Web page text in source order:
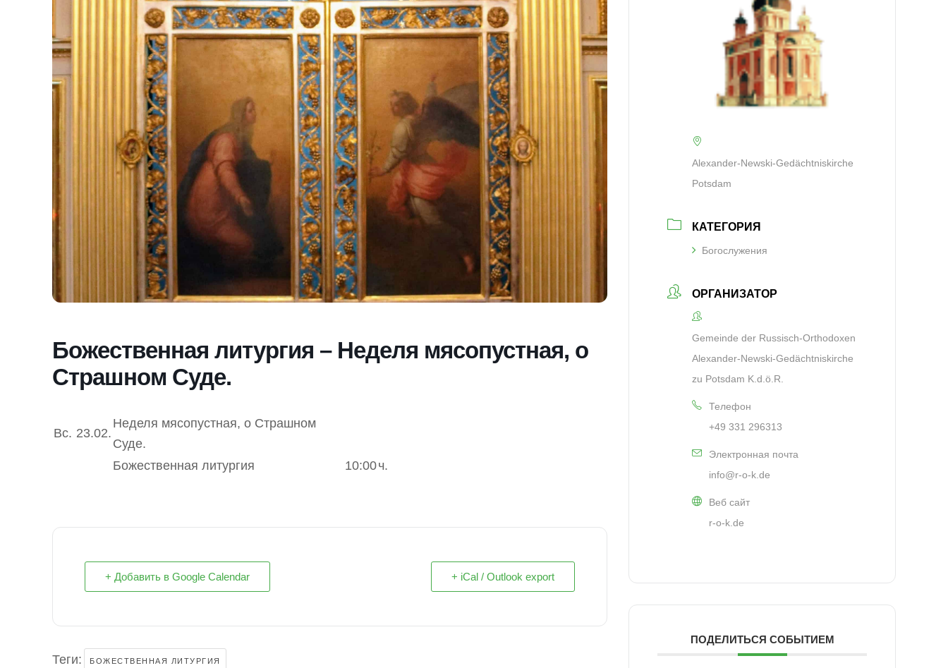
Божественная литургия – Неделя мясопустная, о
Страшном Суде.
Вс. 23.02.
Неделя мясопустная, о Страшном
Суде.
Божественная литургия
10:00ч.
+ Добавить в Google Calendar + iCal / Outlook export
Теги: БОЖЕСТВЕННАЯ ЛИТУРГИЯ
Alexander-Newski-Gedächtniskirche
Potsdam
КАТЕГОРИЯ
Богослужения
ОРГАНИЗАТОР
Gemeinde der Russisch-Orthodoxen
Alexander-Newski-Gedächtniskirche
zu Potsdam K.d.ö.R.
Телефон
+49 331 296313
Электронная почта
info@r-o-k.de
Веб сайт
r-o-k.de
ПОДЕЛИТЬСЯ СОБЫТИЕМ